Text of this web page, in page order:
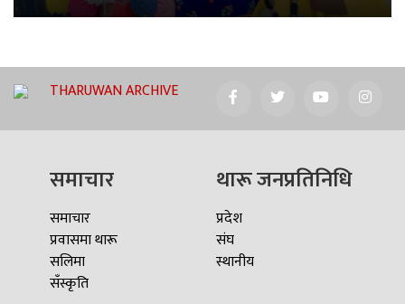
THARUWAN ARCHIVE
समाचार
समाचार
प्रवासमा थारू
सलिमा
सँस्कृति
थारू जनप्रतिनिधि
प्रदेश
संघ
स्थानीय